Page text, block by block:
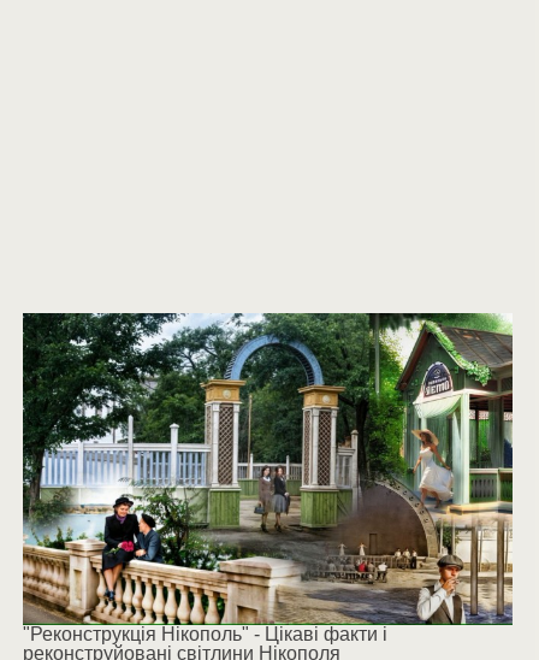
"Реконструкція Нікополь" - Цікаві факти і
реконструйовані світлини Нікополя